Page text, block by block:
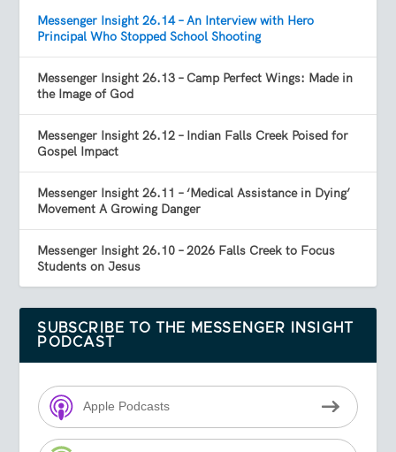
Messenger Insight 26.14 – An Interview with Hero
Principal Who Stopped School Shooting
Messenger Insight 26.13 – Camp Perfect Wings: Made in
the Image of God
Messenger Insight 26.12 – Indian Falls Creek Poised for
Gospel Impact
Messenger Insight 26.11 – ‘Medical Assistance in Dying’
Movement A Growing Danger
Messenger Insight 26.10 – 2026 Falls Creek to Focus
Students on Jesus
SUBSCRIBE TO THE MESSENGER INSIGHT
PODCAST
Apple Podcasts